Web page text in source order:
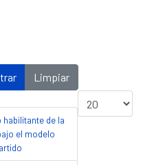
Limpiar
de la
el modelo